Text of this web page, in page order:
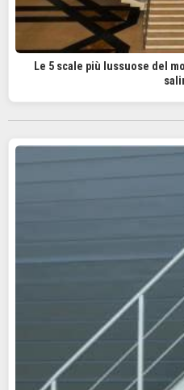
Le 5 scale più lussuose del